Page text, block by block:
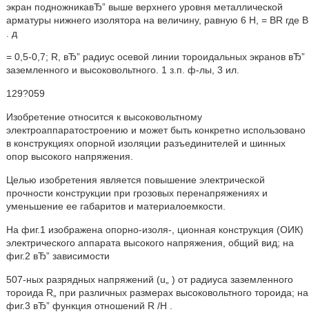
экран подножникавЂ” выше верхнего уровня металлической
арматуры нижнего изолятора на величину, равную 6 Н, = BR где В
. д
= 0,5-0,7; R, вЂ” радиус осевой линии тороидальных экранов вЂ”
заземленного и высоковольтного. 1 з.п. ф-лы, 3 ил.
129?059
Изобретение относится к высоковольтному
электроаппаратостроению и может быть конкретно использовано
в конструкциях опорной изоляции разъединителей и шинных
опор высокого напряжения.
Целью изобретения является повышение электрической
прочности конструкции при грозовых перенапряжениях и
уменьшение ее габаритов и материалоемкости.
На фиг.1 изображена опорно-изоля-, ционная конструкция (ОИК)
электрического аппарата высокого напряжения, общий вид; на
фиг.2 вЂ” зависимости
507-ных разрядных напряжений (u„ ) от радиуса заземленного
тороида R„ при различных размерах высоковольтного тороида; на
фиг.3 вЂ” функция отношений R /Н .